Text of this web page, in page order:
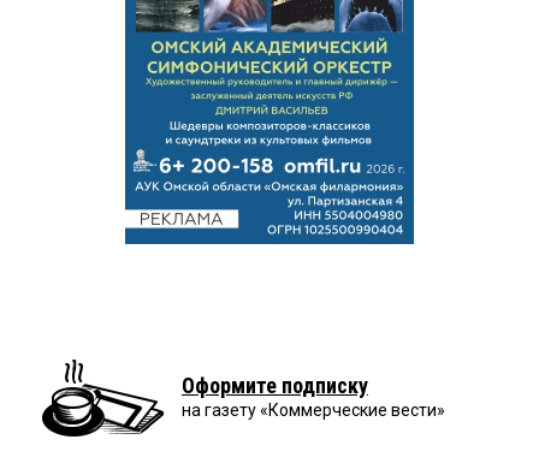
Оформите подписку
на газету «Коммерческие вести»